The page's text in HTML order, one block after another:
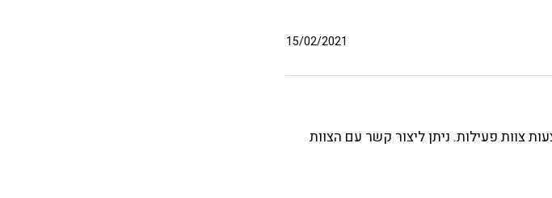
15/02/2021
צוות פעילות. ניתן ליצור קשר עם הצוות